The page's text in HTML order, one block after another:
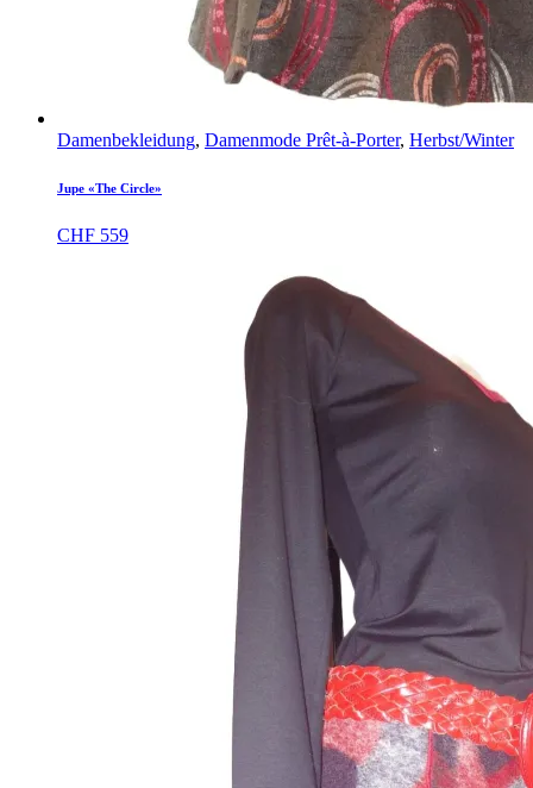
Damenbekleidung, Damenmode Prêt-à-Porter, Herbst/Winter
Jupe «The Circle»
CHF 559